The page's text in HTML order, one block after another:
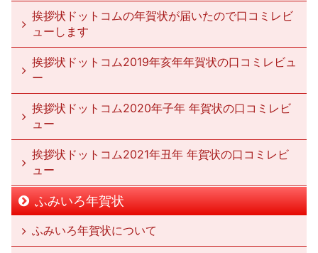
挨拶状ドットコムの年賀状が届いたので口コミレビ
ューします
挨拶状ドットコム2019年亥年年賀状の口コミレビュ
ー
挨拶状ドットコム2020年子年 年賀状の口コミレビ
ュー
挨拶状ドットコム2021年丑年 年賀状の口コミレビ
ュー
ふみいろ年賀状
ふみいろ年賀状について